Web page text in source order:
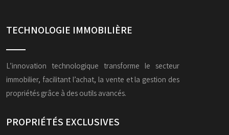
TECHNOLOGIE IMMOBILIÈRE
L’innovation technologique transforme le secteur
immobilier, facilitant l’achat, la vente et la gestion des
propriétés grâce à des outils avancés.
PROPRIÉTÉS EXCLUSIVES